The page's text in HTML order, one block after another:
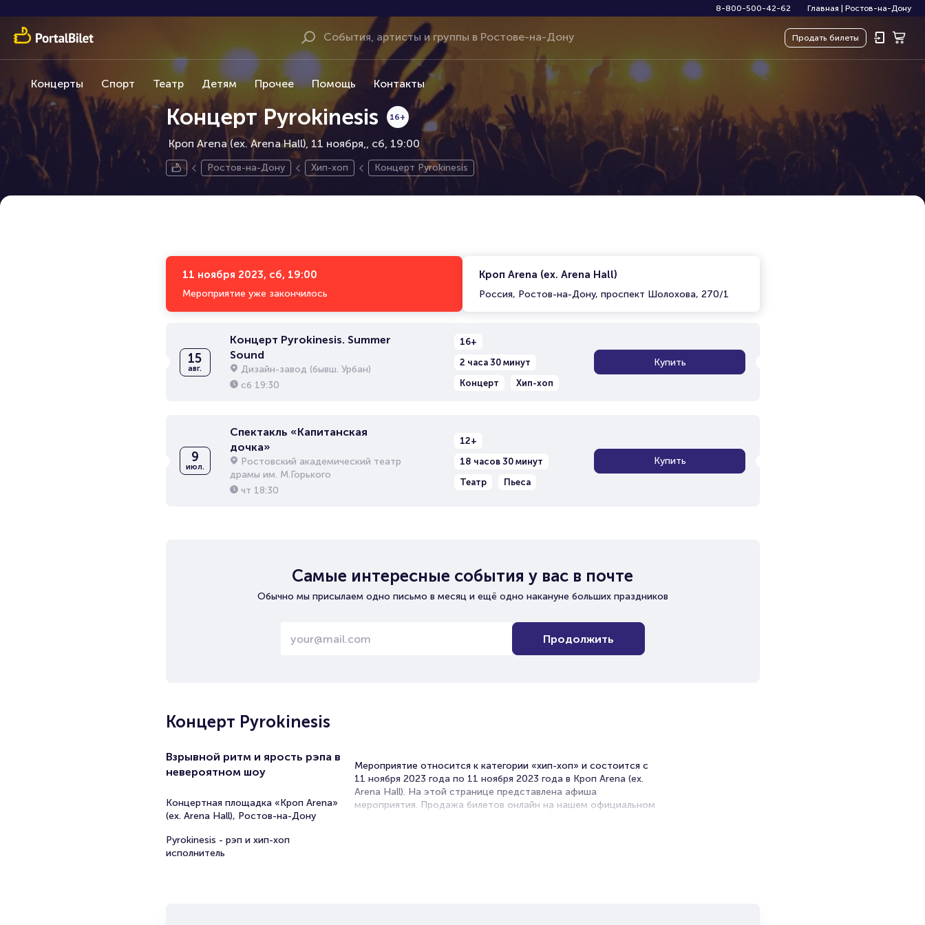
8-800-500-42-62 Главная Ростов-на-Дону
Продать билеты
Концерты Спорт Театр Детям Прочее Помощь Контакты
Концерт Pyrokinesis
Кроп Arena (ex. Arena Hall), 11 ноября,
16+
сб, 19:00
Ростов-на-Дону Хип-хоп Концерт Pyrokinesis
11 ноября 2023, сб, 19:00
Мероприятие уже закончилось
Кроп Arena (ex. Arena Hall)
Россия, Ростов-на-Дону, проспект Шолохова, 270/1
15
авг.
Концерт Pyrokinesis. Summer
Sound
Дизайн-завод (бывш. Урбан)
сб 19:30
16+
2 часа 30 минут
Концерт
Хип-хоп
Купить
9
июл.
Спектакль «Капитанская
дочка»
Ростовский академический театр
драмы им. М.Горького
чт 18:30
12+
18 часов 30 минут
Театр
Пьеса
Купить
Самые интересные события у вас в почте
Обычно мы присылаем одно письмо в месяц и ещё одно накануне больших праздников
Продолжить
Концерт Pyrokinesis
Взрывной ритм и ярость рэпа в
невероятном шоу
Концертная площадка «Кроп Arena»
(ex. Arena Hall), Ростов-на-Дону
Pyrokinesis - рэп и хип-хоп
исполнитель
Мероприятие относится к категории «хип-хоп» и состоится с
11 ноября 2023 года по 11 ноября 2023 года в Кроп Arena (ex.
Arena Hall). На этой странице представлена афиша
мероприятия. Продажа билетов онлайн на нашем официальном